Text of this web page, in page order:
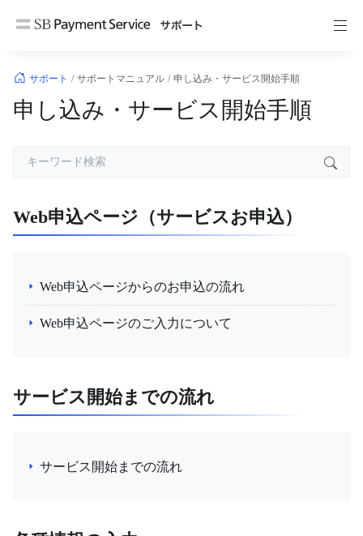
サポート / サポートマニュアル / 申し込み・サービス開始手順
申し込み・サービス開始手順
Web申込ページ（サービスお申込）
Web申込ページからのお申込の流れ
Web申込ページのご入力について
サービス開始までの流れ
サービス開始までの流れ